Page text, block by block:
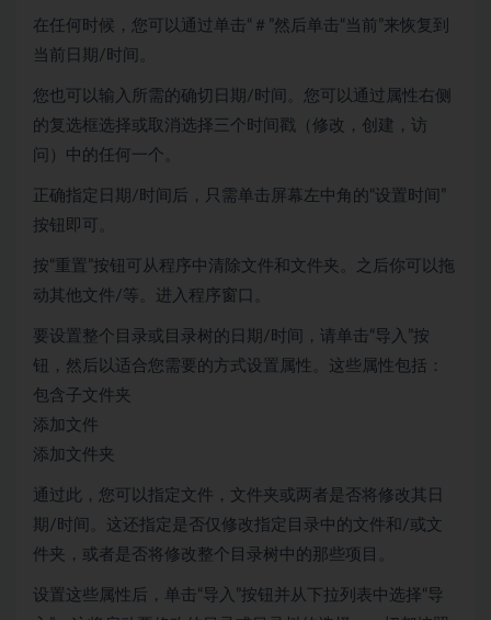
在任何时候，您可以通过单击“＃”然后单击“当前”来恢复到
当前日期/时间。
您也可以输入所需的确切日期/时间。您可以通过属性右侧
的复选框选择或取消选择三个时间戳（修改，创建，访
问）中的任何一个。
正确指定日期/时间后，只需单击屏幕左中角的“设置时间”
按钮即可。
按“重置”按钮可从程序中清除文件和文件夹。之后你可以拖
动其他文件/等。进入程序窗口。
要设置整个目录或目录树的日期/时间，请单击“导入”按
钮，然后以适合您需要的方式设置属性。这些属性包括：
包含子文件夹
添加文件
添加文件夹
通过此，您可以指定文件，文件夹或两者是否将修改其日
期/时间。这还指定是否仅修改指定目录中的文件和/或文
件夹，或者是否将修改整个目录树中的那些项目。
设置这些属性后，单击“导入”按钮并从下拉列表中选择“导